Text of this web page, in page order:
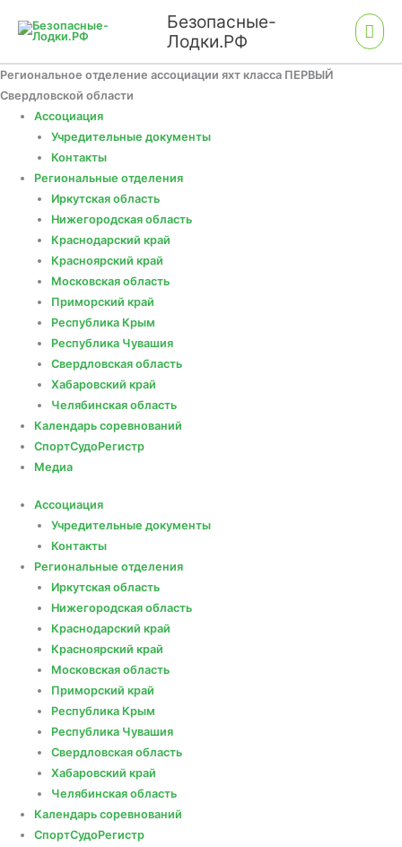
Безопасные-
Лодки.РФ
Региональное отделение ассоциации яхт класса ПЕРВЫЙ
Свердловской области
Ассоциация
Учредительные документы
Контакты
Региональные отделения
Иркутская область
Нижегородская область
Краснодарский край
Красноярский край
Московская область
Приморский край
Республика Крым
Республика Чувашия
Свердловская область
Хабаровский край
Челябинская область
Календарь соревнований
СпортСудоРегистр
Медиа
Ассоциация
Учредительные документы
Контакты
Региональные отделения
Иркутская область
Нижегородская область
Краснодарский край
Красноярский край
Московская область
Приморский край
Республика Крым
Республика Чувашия
Свердловская область
Хабаровский край
Челябинская область
Календарь соревнований
СпортСудоРегистр